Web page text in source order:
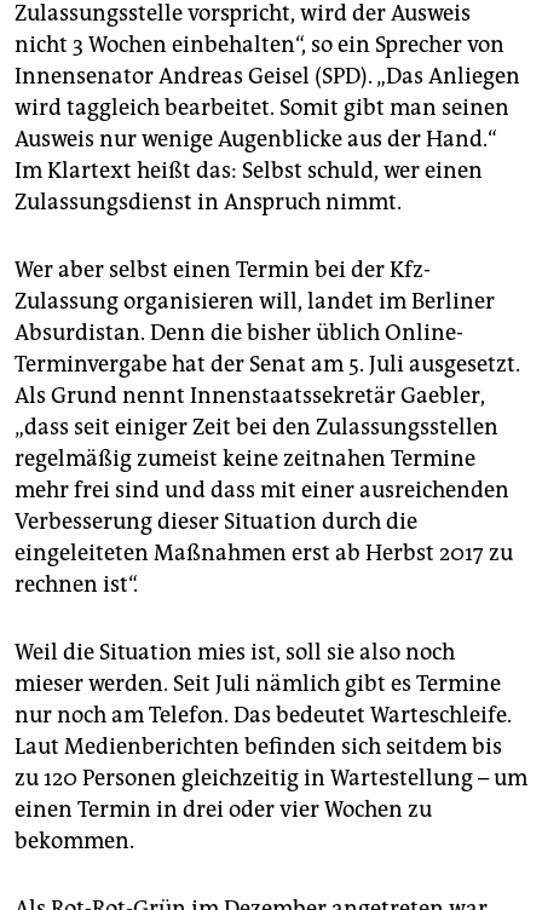
Zulassungsstelle vorspricht, wird der Ausweis
nicht 3 Wochen einbehalten“, so ein Sprecher von
Innensenator Andreas Geisel (SPD). „Das Anliegen
wird taggleich bearbeitet. Somit gibt man seinen
Ausweis nur wenige Augenblicke aus der Hand.“
Im Klartext heißt das: Selbst schuld, wer einen
Zulassungsdienst in Anspruch nimmt.
Wer aber selbst einen Termin bei der Kfz-
Zulassung organisieren will, landet im Berliner
Absurdistan. Denn die bisher üblich Online-
Terminvergabe hat der Senat am 5. Juli ausgesetzt.
Als Grund nennt Innenstaatssekretär Gaebler,
„dass seit einiger Zeit bei den Zulassungsstellen
regelmäßig zumeist keine zeitnahen Termine
mehr frei sind und dass mit einer ausreichenden
Verbesserung dieser Situation durch die
eingeleiteten Maßnahmen erst ab Herbst 2017 zu
rechnen ist“.
Weil die Situation mies ist, soll sie also noch
mieser werden. Seit Juli nämlich gibt es Termine
nur noch am Telefon. Das bedeutet Warteschleife.
Laut Medienberichten befinden sich seitdem bis
zu 120 Personen gleichzeitig in Wartestellung – um
einen Termin in drei oder vier Wochen zu
bekommen.